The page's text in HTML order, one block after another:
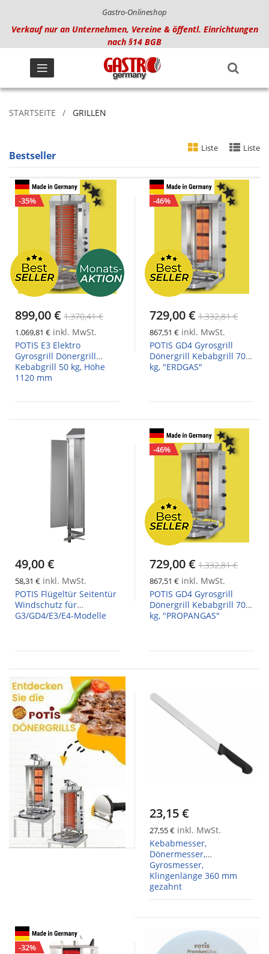
Gastro-Onlineshop
Verkauf nur an Unternehmen, Vereine & öffentl. Einrichtungen
nach §14 BGB
STARTSEITE GRILLEN
Bestseller
Liste Liste
-35%
899,00 € 1.370,41 €
1.069,81 € inkl. MwSt.
POTIS E3 Elektro
Gyrosgrill Dönergrill
Kebabgrill 50 kg, Höhe
1120 mm
-46%
729,00 € 1.332,81 €
867,51 € inkl. MwSt.
POTIS GD4 Gyrosgrill
Dönergrill Kebabgrill 70
kg, "ERDGAS"
49,00 €
58,31 € inkl. MwSt.
POTIS Flügeltür Seitentür
Windschutz für
G3/GD4/E3/E4-Modelle
-46%
729,00 € 1.332,81 €
867,51 € inkl. MwSt.
POTIS GD4 Gyrosgrill
Dönergrill Kebabgrill 70
kg, "PROPANGAS"
23,15 €
27,55 € inkl. MwSt.
Kebabmesser,
Dönermesser,
Gyrosmesser,
Klingenlänge 360 mm
gezahnt
-32%